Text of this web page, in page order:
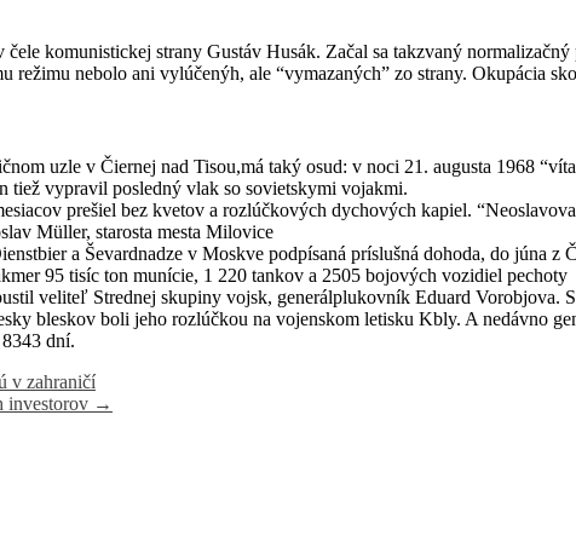
komunistickej strany Gustáv Husák. Začal sa takzvaný
nebolo ani vylúčenýh, ale “vymazaných” zo strany. Okupácia
uzle v Čiernej nad Tisou,má taký osud: v noci 21. augusta 1968
tiež vypravil posledný vlak so sovietskymi vojakmi.
prešiel bez kvetov a rozlúčkových dychových kapiel.
Müller, starosta mesta Milovice
a Ševardnadze v Moskve podpísaná príslušná dohoda, do júna
95 tisíc ton munície, 1 220 tankov a 2505 bojových vozidiel pechoty
veliteľ Strednej skupiny vojsk, generálplukovník Eduard
bleskov boli jeho rozlúčkou na vojenskom letisku Kbly. A nedávno
dní.
v zahraničí
investorov →